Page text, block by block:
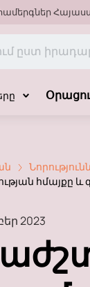
հմայքը և
2023